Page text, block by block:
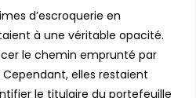
d’escroquerie en
à une véritable opacité.
le chemin emprunté par
elles restaient
le titulaire du portefeuille